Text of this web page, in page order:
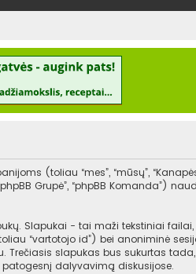
(toliau “mes”, “mūsų”,
Grupė”, “phpBB Komanda”)
Slapukai - tai maži tekstiniai
“vartotojo id”) bei anoniminė
slapukas bus sukurtas
dalyvavimą diskusijose.